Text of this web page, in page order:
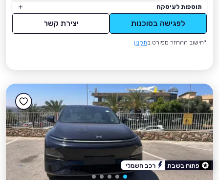
תוספות לעיסקה
לפגישה בסוכנות יצירת קשר
*חישוב ההחזר מפורט בתקנון
פתוח בשבת רכב חשמלי